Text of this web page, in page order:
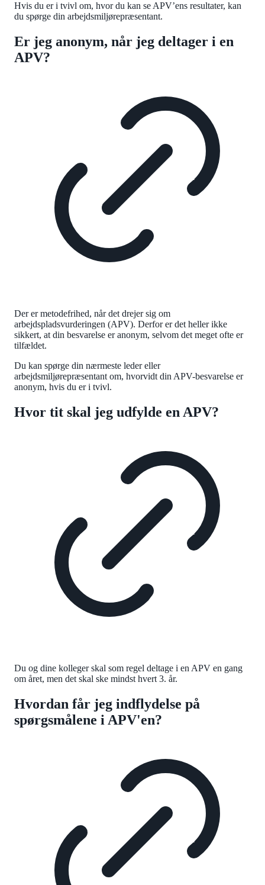
Hvis du er i tvivl om, hvor du kan se APV’ens resultater, kan
du spørge din arbejdsmiljørepræsentant.
Er jeg anonym, når jeg deltager i en
APV?
Der er metodefrihed, når det drejer sig om
arbejdspladsvurderingen (APV). Derfor er det heller ikke
sikkert, at din besvarelse er anonym, selvom det meget ofte er
tilfældet.
Du kan spørge din nærmeste leder eller
arbejdsmiljørepræsentant om, hvorvidt din APV-besvarelse er
anonym, hvis du er i tvivl.
Hvor tit skal jeg udfylde en APV?
Du og dine kolleger skal som regel deltage i en APV en gang
om året, men det skal ske mindst hvert 3. år.
Hvordan får jeg indflydelse på
spørgsmålene i APV'en?